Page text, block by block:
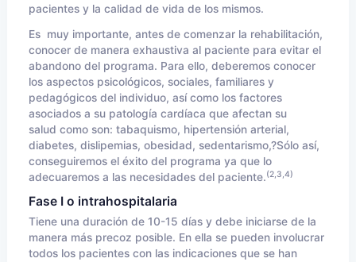
pacientes y la calidad de vida de los mismos.
Es muy importante, antes de comenzar la rehabilitación,
conocer de manera exhaustiva al paciente para evitar el
abandono del programa. Para ello, deberemos conocer
los aspectos psicológicos, sociales, familiares y
pedagógicos del individuo, así como los factores
asociados a su patología cardíaca que afectan su
salud como son: tabaquismo, hipertensión arterial,
diabetes, dislipemias, obesidad, sedentarismo,?Sólo así,
conseguiremos el éxito del programa ya que lo
adecuaremos a las necesidades del paciente.(2,3,4)
Fase I o intrahospitalaria
Tiene una duración de 10-15 días y debe iniciarse de la
manera más precoz posible. En ella se pueden involucrar
todos los pacientes con las indicaciones que se han